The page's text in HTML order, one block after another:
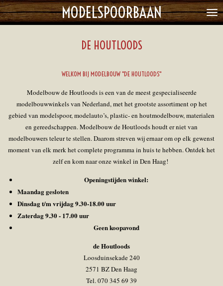
Ga
direct
MODELSPOORBAAN
DE HOUTLOODS
WELKOM BIJ MODELBOUW "DE HOUTLOODS"
Modelbouw de Houtloods is een van de meest gespecialiseerde
modelbouwwinkels van Nederland, met het grootste assortiment op het
gebied van modelspoor, modelauto’s, plastic- en houtmodelbouw, materialen
en gereedschappen. Modelbouw de Houtloods houdt er niet van
modelbouwers teleur te stellen. Daarom streven wij ernaar om op elk gewenst
moment van elk merk het complete programma in huis te hebben. Ontdek het
zelf en kom naar onze winkel in Den Haag!
Openingstijden winkel:
Maandag gesloten
Dinsdag t/m vrijdag 9.30-18.00 uur
Zaterdag 9.30 - 17.00 uur
Geen koopavond
de Houtloods
Loosduinsekade 240
2571 BZ Den Haag
Tel. 070 345 69 39